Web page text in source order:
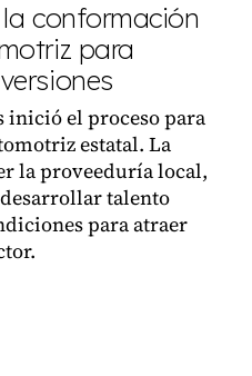
conformación
para
inició el proceso para
estatal. La
la proveeduría local,
talento
para atraer